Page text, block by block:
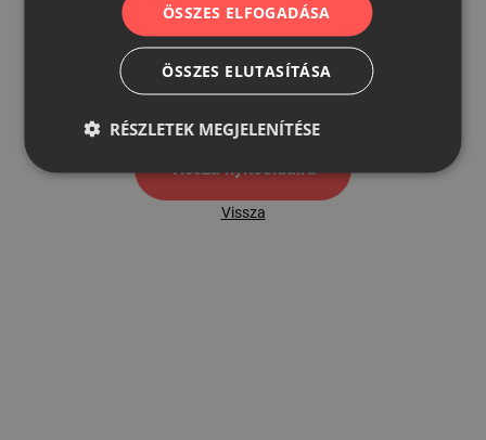
500
Vissza nyítóoldalra
Vissza
ÖSSZES ELFOGADÁSA
ÖSSZES ELUTASÍTÁSA
RÉSZLETEK MEGJELENÍTÉSE